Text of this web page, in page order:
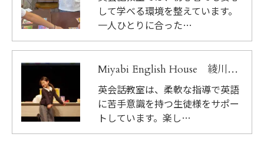
して学べる環境を整えています。
一人ひとりに合った…
Miyabi English House 綾川教室
英会話教室は、柔軟な指導で英語
に苦手意識を持つ生徒様をサポー
トしています。楽し…